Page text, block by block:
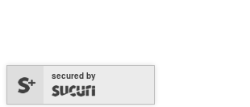
secured by